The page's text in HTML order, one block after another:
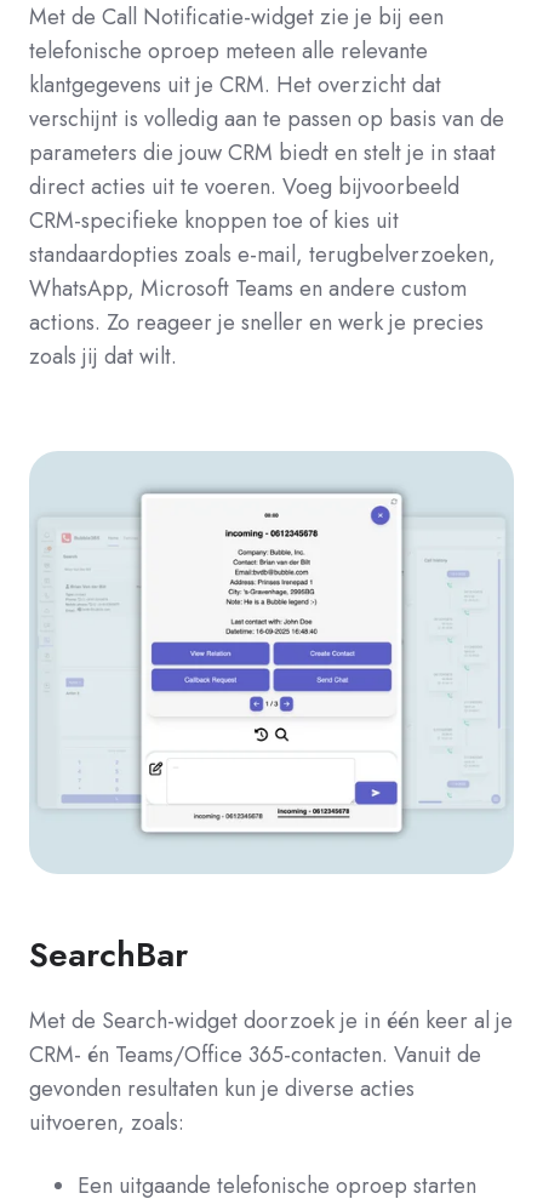
Met de Call Notificatie-widget zie je bij een
telefonische oproep meteen alle relevante
klantgegevens uit je CRM. Het overzicht dat
verschijnt is volledig aan te passen op basis van de
parameters die jouw CRM biedt en stelt je in staat
direct acties uit te voeren. Voeg bijvoorbeeld
CRM-specifieke knoppen toe of kies uit
standaardopties zoals e-mail, terugbelverzoeken,
WhatsApp, Microsoft Teams en andere custom
actions. Zo reageer je sneller en werk je precies
zoals jij dat wilt.
SearchBar
Met de Search-widget doorzoek je in één keer al je
CRM- én Teams/Office 365-contacten. Vanuit de
gevonden resultaten kun je diverse acties
uitvoeren, zoals:
Een uitgaande telefonische oproep starten